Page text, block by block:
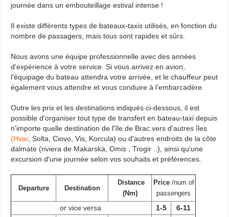
journée dans un embouteillage estival intense !
Il existe différents types de bateaux-taxis utilisés, en fonction du
nombre de passagers, mais tous sont rapides et sûrs.
Nous avons une équipe professionnelle avec des années
d'expérience à votre service. Si vous arrivez en avion,
l'équipage du bateau attendra votre arrivée, et le chauffeur peut
également vous attendre et vous conduire à l'embarcadère.
Outre les prix et les destinations indiqués ci-dessous, il est
possible d'organiser tout type de transfert en bateau-taxi depuis
n'importe quelle destination de l'île de Brac vers d'autres îles
(Hvar, Solta, Ciovo, Vis, Korcula) ou d'autres endroits de la côte
dalmate (riviera de Makarska, Omis , Trogir ..), ainsi qu'une
excursion d'une journée selon vos souhaits et préférences.
Departure Destination
Distance
(Nm)
Price /num of
passengers
or vice versa 1-5 6-11